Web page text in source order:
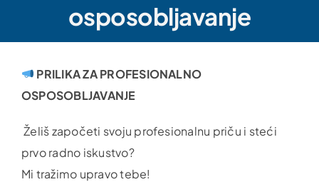
osposobljavanje
PRILIKA ZA PROFESIONALNO
OSPOSOBLJAVANJE
Želiš započeti svoju profesionalnu priču i steći
prvo radno iskustvo?
Mi tražimo upravo tebe!